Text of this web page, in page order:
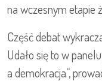
na wczesnym etapie
Część debat
Udało się to w
a demokracja”,